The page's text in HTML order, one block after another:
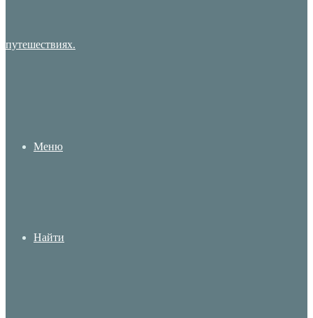
Меню
Найти